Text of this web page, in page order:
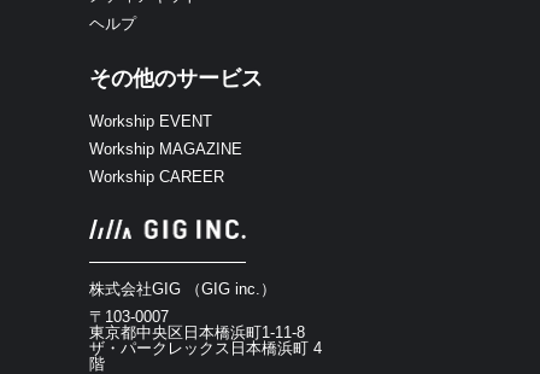
ヘルプ
その他のサービス
Workship EVENT
Workship MAGAZINE
Workship CAREER
株式会社GIG （GIG inc.）
〒103-0007
東京都中央区日本橋浜町1-11-8
ザ・パークレックス日本橋浜町 4
階